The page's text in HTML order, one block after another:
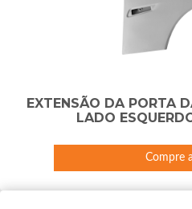
EXTENSÃO DA PORTA
LADO
Compre